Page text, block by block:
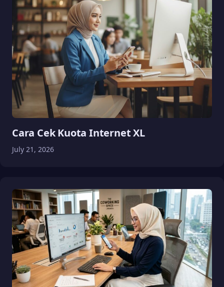
Cara Cek Kuota Internet XL
July 21, 2026